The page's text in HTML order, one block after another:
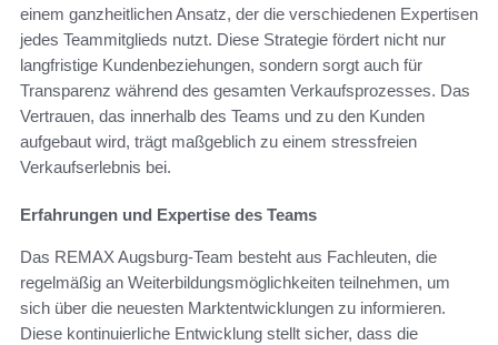
einem ganzheitlichen Ansatz, der die verschiedenen Expertisen
jedes Teammitglieds nutzt. Diese Strategie fördert nicht nur
langfristige Kundenbeziehungen, sondern sorgt auch für
Transparenz während des gesamten Verkaufsprozesses. Das
Vertrauen, das innerhalb des Teams und zu den Kunden
aufgebaut wird, trägt maßgeblich zu einem stressfreien
Verkaufserlebnis bei.
Erfahrungen und Expertise des Teams
Das REMAX Augsburg-Team besteht aus Fachleuten, die
regelmäßig an Weiterbildungsmöglichkeiten teilnehmen, um
sich über die neuesten Marktentwicklungen zu informieren.
Diese kontinuierliche Entwicklung stellt sicher, dass die